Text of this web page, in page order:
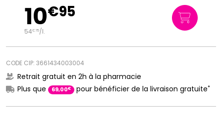
10€95
54€75/l.
CODE CIP: 3661434003004
Retrait gratuit en 2h à la pharmacie
Plus que
69,00€ pour bénéficier de la livraison gratuite*